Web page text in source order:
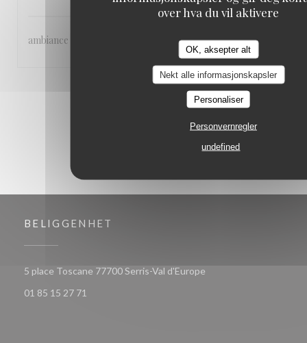
over hva du vil aktivere
OK, aksepter alt
Nekt alle informasjonskapsler
Personaliser
Personvernregler
undefined
ambiance - accueil agréable - qualité de la cuisine
2 3
BELIGGENHET
5 place Toscane 77700 Serris-Val d'Europe
01 85 15 27 71